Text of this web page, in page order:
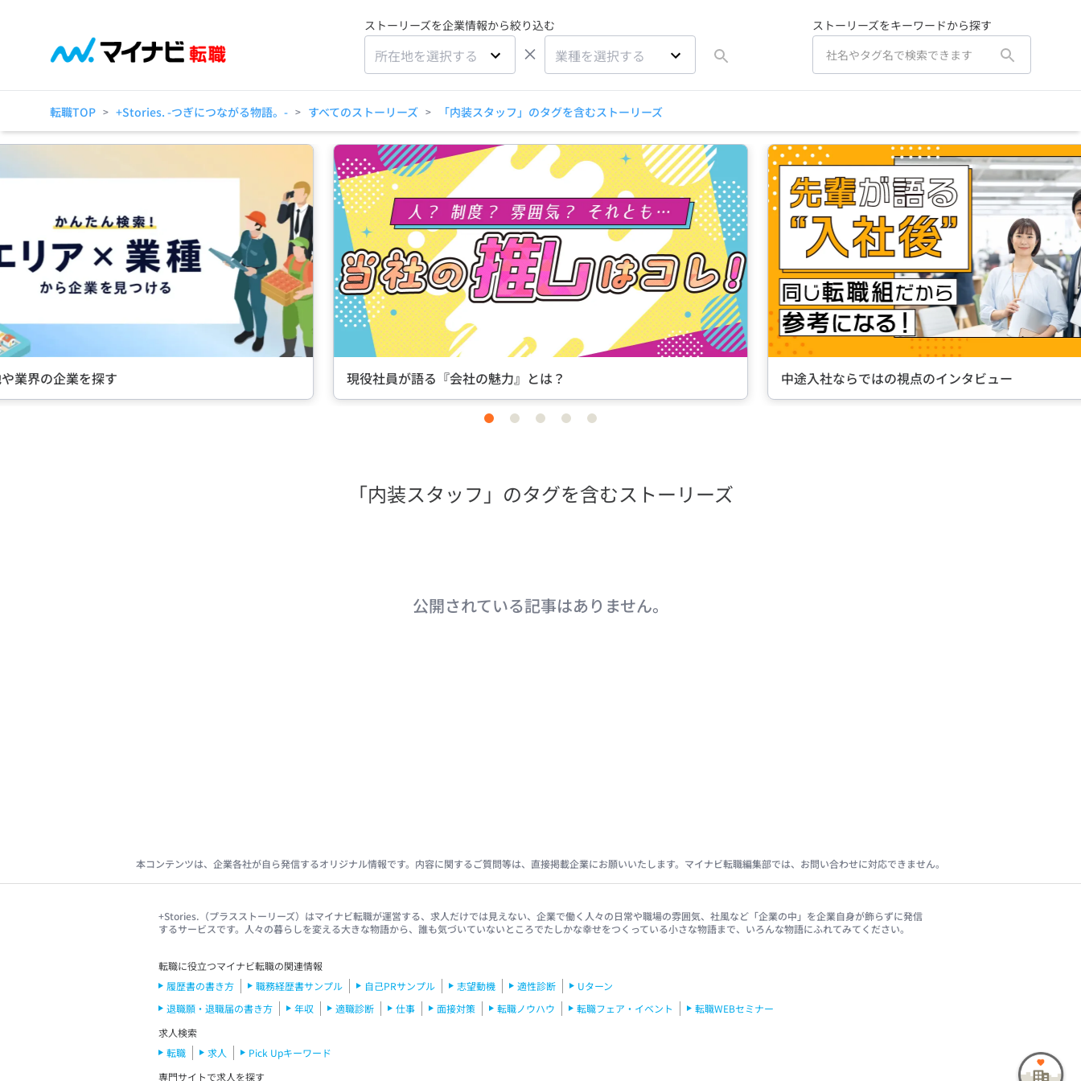
ストーリーズを企業情報から絞り込む
所在地を選択する × 業種を選択する
ストーリーズをキーワードから探す
転職TOP > +Stories. -つぎにつながる物語。- > すべてのストーリーズ > 「内装スタッフ」のタグを含むストーリーズ
業界の企業を探す 現役社員が語る『会社の魅力』とは？ 中途入社ならではの視点のインタビュー
item item item item item
「内装スタッフ」のタグを含むストーリーズ
公開されている記事はありません。
本コンテンツは、企業各社が自ら発信するオリジナル情報です。内容に関するご質問等は、直接掲載企業にお願いいたします。マイナビ転職編集部では、お問い合わせに対応できません。
+Stories.（プラスストーリーズ）はマイナビ転職が運営する、求人だけでは見えない、企業で働く人々の日常や職場の雰囲気、社風など「企業の中」を企業自身が飾らずに発信
するサービスです。人々の暮らしを変える大きな物語から、誰も気づいていないところでたしかな幸せをつくっている小さな物語まで、いろんな物語にふれてみてください。
転職に役立つマイナビ転職の関連情報
履歴書の書き方
職務経歴書サンプル 自己PRサンプル 志望動機 適性診断
Uターン
退職願・退職届の書き方
年収 適職診断 仕事 面接対策 転職ノウハウ 転職フェア・イベント
転職WEBセミナー
求人検索
転職
求人
Pick Upキーワード
専門サイトで求人を探す